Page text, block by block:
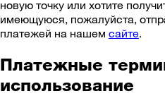
новую точку или хотите
имеющуюся, пожалуйста,
платежей на нашем сайте.
Платежные
использование